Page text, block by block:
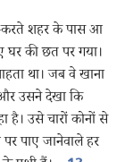
शहर के पास आ
घर की छत पर गया।
था। जब वे खाना
उसने देखा कि
है। उसे चारों कोनों से
पाए जानेवाले हर